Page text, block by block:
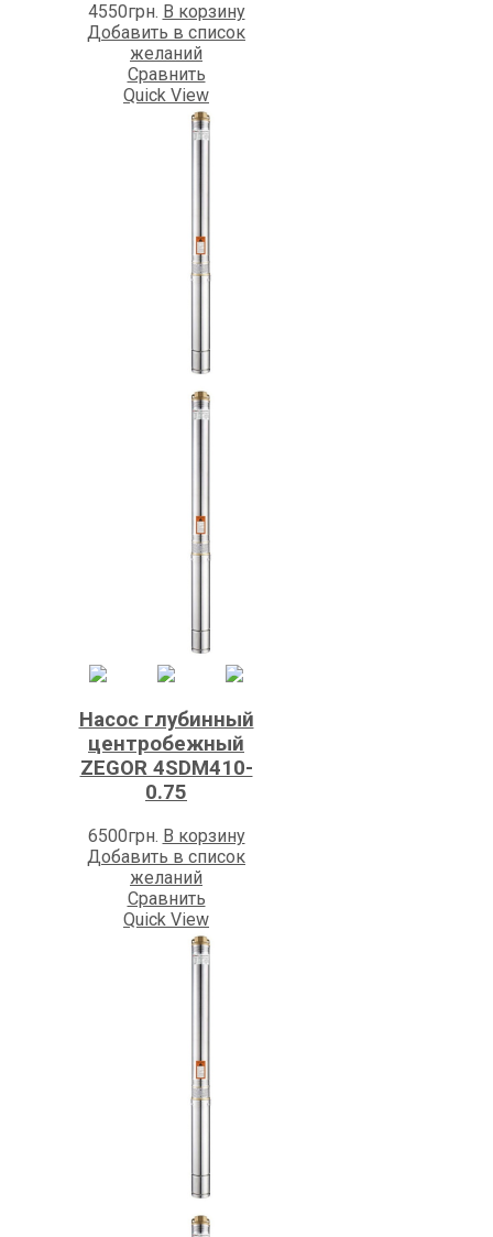
4550грн. В корзину
Добавить в список
желаний
Сравнить
Quick View
Насос глубинный
центробежный
ZEGOR 4SDM410-
0.75
6500грн. В корзину
Добавить в список
желаний
Сравнить
Quick View